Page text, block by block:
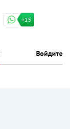
+15
Войдите